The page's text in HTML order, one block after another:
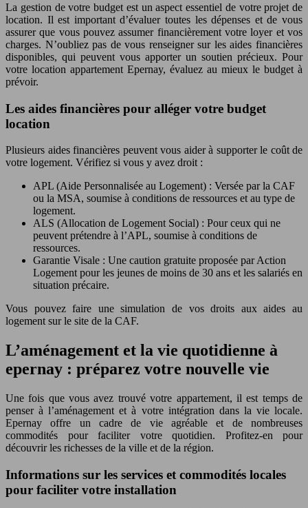
La gestion de votre budget est un aspect essentiel de votre projet de
location. Il est important d’évaluer toutes les dépenses et de vous
assurer que vous pouvez assumer financièrement votre loyer et vos
charges. N’oubliez pas de vous renseigner sur les aides financières
disponibles, qui peuvent vous apporter un soutien précieux. Pour
votre location appartement Epernay, évaluez au mieux le budget à
prévoir.
Les aides financières pour alléger votre budget
location
Plusieurs aides financières peuvent vous aider à supporter le coût de
votre logement. Vérifiez si vous y avez droit :
APL (Aide Personnalisée au Logement) : Versée par la CAF
ou la MSA, soumise à conditions de ressources et au type de
logement.
ALS (Allocation de Logement Social) : Pour ceux qui ne
peuvent prétendre à l’APL, soumise à conditions de
ressources.
Garantie Visale : Une caution gratuite proposée par Action
Logement pour les jeunes de moins de 30 ans et les salariés en
situation précaire.
Vous pouvez faire une simulation de vos droits aux aides au
logement sur le site de la CAF.
L’aménagement et la vie quotidienne à
epernay : préparez votre nouvelle vie
Une fois que vous avez trouvé votre appartement, il est temps de
penser à l’aménagement et à votre intégration dans la vie locale.
Epernay offre un cadre de vie agréable et de nombreuses
commodités pour faciliter votre quotidien. Profitez-en pour
découvrir les richesses de la ville et de la région.
Informations sur les services et commodités locales
pour faciliter votre installation